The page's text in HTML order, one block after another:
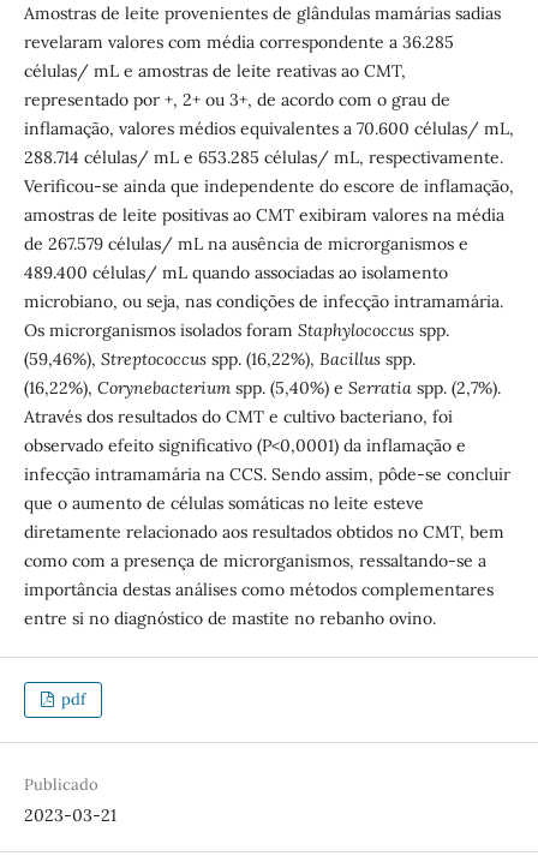
Amostras de leite provenientes de glândulas mamárias sadias
revelaram valores com média correspondente a 36.285
células/ mL e amostras de leite reativas ao CMT,
representado por +, 2+ ou 3+, de acordo com o grau de
inflamação, valores médios equivalentes a 70.600 células/ mL,
288.714 células/ mL e 653.285 células/ mL, respectivamente.
Verificou-se ainda que independente do escore de inflamação,
amostras de leite positivas ao CMT exibiram valores na média
de 267.579 células/ mL na ausência de microrganismos e
489.400 células/ mL quando associadas ao isolamento
microbiano, ou seja, nas condições de infecção intramamária.
Os microrganismos isolados foram Staphylococcusspp.
(59,46%), Streptococcusspp. (16,22%), Bacillusspp.
(16,22%), Corynebacteriumspp. (5,40%) e Serratiaspp. (2,7%).
Através dos resultados do CMT e cultivo bacteriano, foi
observado efeito significativo (P<0,0001) da inflamação e
infecção intramamária na CCS. Sendo assim, pôde-se concluir
que o aumento de células somáticas no leite esteve
diretamente relacionado aos resultados obtidos no CMT, bem
como com a presença de microrganismos, ressaltando-se a
importância destas análises como métodos complementares
entre si no diagnóstico de mastite no rebanho ovino.
pdf
Publicado
2023-03-21